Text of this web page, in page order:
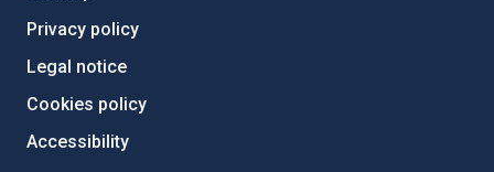
Privacy policy
Legal notice
Cookies policy
Accessibility